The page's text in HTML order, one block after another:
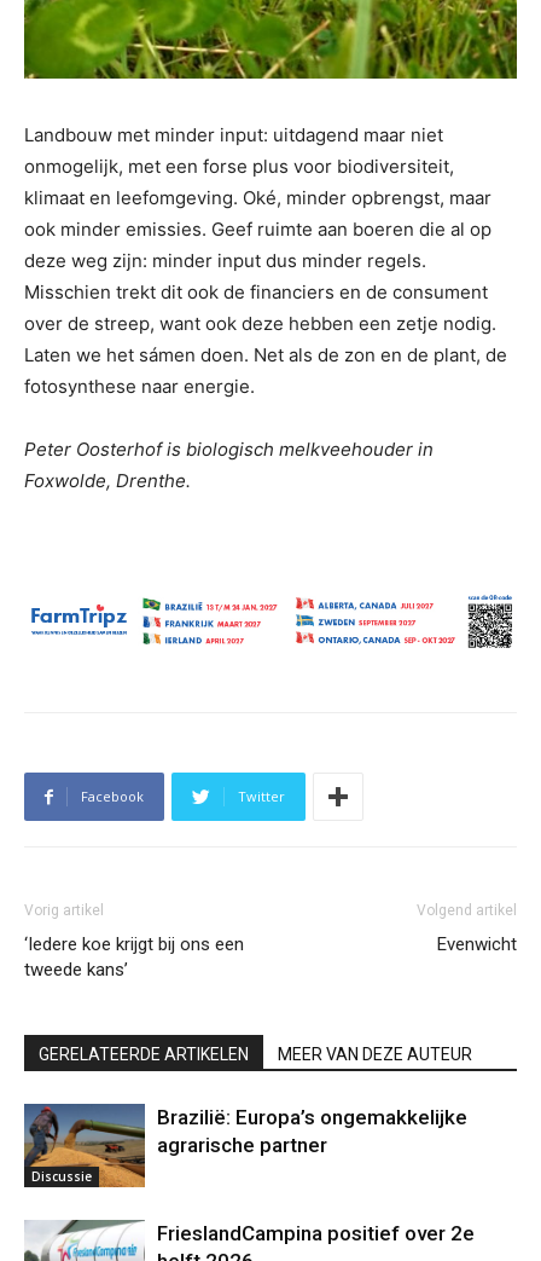
Landbouw met minder input: uitdagend maar niet
onmogelijk, met een forse plus voor biodiversiteit,
klimaat en leefomgeving. Oké, minder opbrengst, maar
ook minder emissies. Geef ruimte aan boeren die al op
deze weg zijn: minder input dus minder regels.
Misschien trekt dit ook de financiers en de consument
over de streep, want ook deze hebben een zetje nodig.
Laten we het sámen doen. Net als de zon en de plant, de
fotosynthese naar energie.
Peter Oosterhof is biologisch melkveehouder in
Foxwolde, Drenthe.
Facebook Twitter
Vorig artikel
‘Iedere koe krijgt bij ons een
tweede kans’
Volgend artikel
Evenwicht
GERELATEERDE ARTIKELEN MEER VAN DEZE AUTEUR
Discussie
Brazilië: Europa’s ongemakkelijke
agrarische partner
FrieslandCampina positief over 2e